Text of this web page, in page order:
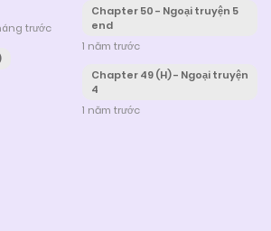
trước
Chapter 50 - Ngoại truyện 5
end
1 năm trước
Chapter 49 (H) - Ngoại truyện
4
1 năm trước